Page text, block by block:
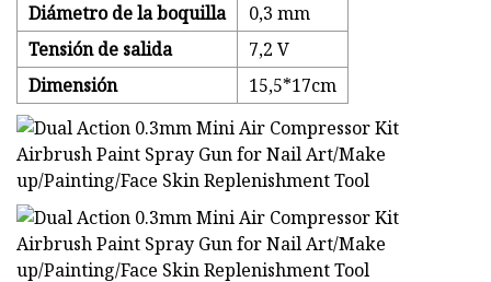
Diámetro de la boquilla
0,3 mm
Tensión de salida
7,2 V
Dimensión
15,5*17cm